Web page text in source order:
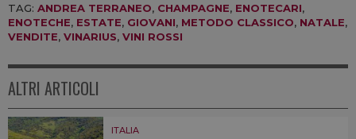
TAG: ANDREA TERRANEO, CHAMPAGNE, ENOTECARI,
ENOTECHE, ESTATE, GIOVANI, METODO CLASSICO, NATALE,
VENDITE, VINARIUS, VINI ROSSI
ALTRI ARTICOLI
ITALIA